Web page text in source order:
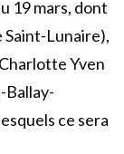
19 mars, dont
Saint-Lunaire),
Yven
Ballay-
ce sera